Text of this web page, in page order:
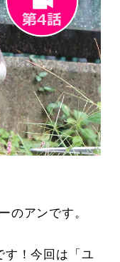
のアンです。
す！今回は「ユ